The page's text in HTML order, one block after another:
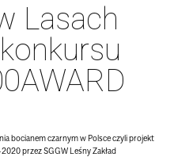
Lasach
bocianem czarnym w Polsce czyli projekt
przez SGGW Leśny Zakład